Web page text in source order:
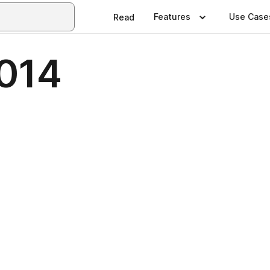
Read Features Use